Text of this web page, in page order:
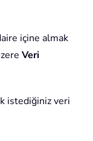
içine almak
Veri
istediğiniz veri